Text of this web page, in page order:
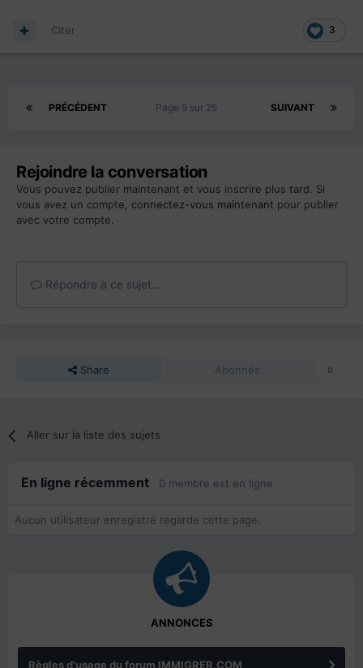
3
Citer
PRÉCÉDENT SUIVANT
Page 9 sur 25
Rejoindre la conversation
Vous pouvez publier maintenant et vous inscrire plus tard. Si
vous avez un compte, connectez-vous maintenant pour publier
avec votre compte.
Répondre à ce sujet…
Share Abonnés 0
Aller sur la liste des sujets
En ligne récemment 0 membre est en ligne
Aucun utilisateur enregistré regarde cette page.
ANNONCES
Règles d'usage du forum IMMIGRER.COM